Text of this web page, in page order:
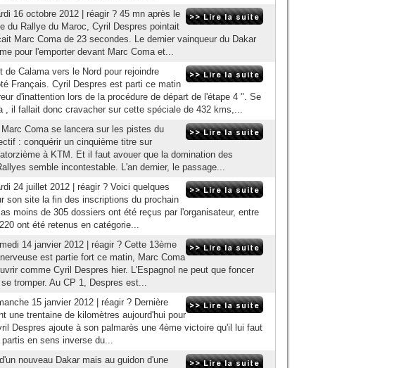
16 octobre 2012 | réagir ? 45 mn après le
du Rallye du Maroc, Cyril Despres pointait
Marc Coma de 23 secondes. Le dernier vainqueur du Dakar
pour l'emporter devant Marc Coma et...
Calama vers le Nord pour rejoindre
Français. Cyril Despres est parti ce matin
d'inattention lors de la procédure de départ de l'étape 4 ". Se
, il fallait donc cravacher sur cette spéciale de 432 kms,...
Coma se lancera sur les pistes du
: conquérir un cinquième titre sur
à KTM. Et il faut avouer que la domination des
semble incontestable. L'an dernier, le passage...
24 juillet 2012 | réagir ? Voici quelques
son site la fin des inscriptions du prochain
moins de 305 dossiers ont été reçus par l'organisateur, entre
ont été retenus en catégorie...
14 janvier 2012 | réagir ? Cette 13ème
est partie fort ce matin, Marc Coma
comme Cyril Despres hier. L'Espagnol ne peut que foncer
tromper. Au CP 1, Despres est...
15 janvier 2012 | réagir ? Dernière
une trentaine de kilomètres aujourd'hui pour
Despres ajoute à son palmarès une 4ème victoire qu'il lui faut
en sens inverse du...
nouveau Dakar mais au guidon d'une